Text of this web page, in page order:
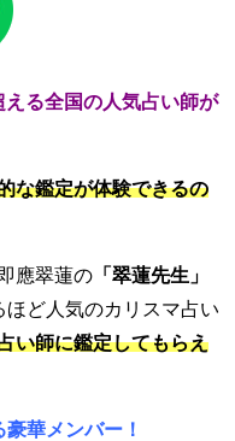
える全国の人気占い師が
な鑑定が体験できるの
即應翠蓮の 「 翠蓮先生」
ど人気のカリスマ占い
い師に鑑定してもらえ
華メンバー！